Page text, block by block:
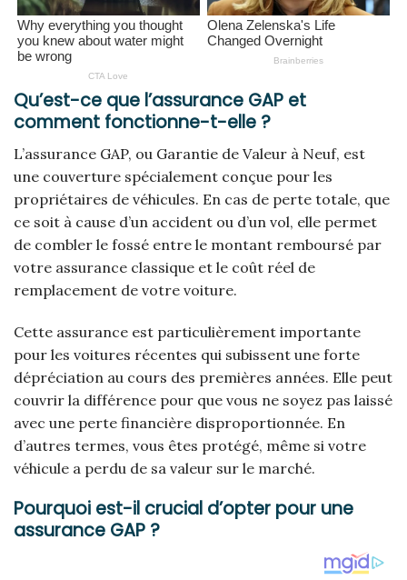
Qu’est-ce que l’assurance GAP et
comment fonctionne-t-elle ?
L’assurance GAP, ou Garantie de Valeur à Neuf, est
une couverture spécialement conçue pour les
propriétaires de véhicules. En cas de perte totale, que
ce soit à cause d’un accident ou d’un vol, elle permet
de combler le fossé entre le montant remboursé par
votre assurance classique et le coût réel de
remplacement de votre voiture.
Cette assurance est particulièrement importante
pour les voitures récentes qui subissent une forte
dépréciation au cours des premières années. Elle peut
couvrir la différence pour que vous ne soyez pas laissé
avec une perte financière disproportionnée. En
d’autres termes, vous êtes protégé, même si votre
véhicule a perdu de sa valeur sur le marché.
Pourquoi est-il crucial d’opter pour une
assurance GAP ?